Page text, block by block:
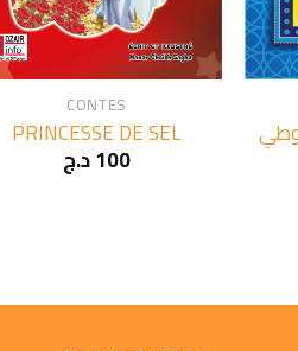
+
CONTES
PRINCESSE DE SEL
100د.ج
+